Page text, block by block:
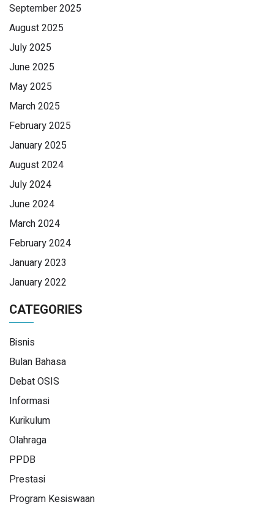
September 2025
August 2025
July 2025
June 2025
May 2025
March 2025
February 2025
January 2025
August 2024
July 2024
June 2024
March 2024
February 2024
January 2023
January 2022
CATEGORIES
Bisnis
Bulan Bahasa
Debat OSIS
Informasi
Kurikulum
Olahraga
PPDB
Prestasi
Program Kesiswaan